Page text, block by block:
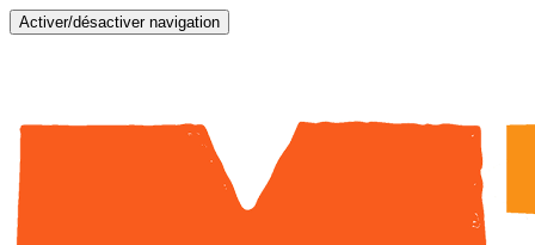
Activer/désactiver navigation